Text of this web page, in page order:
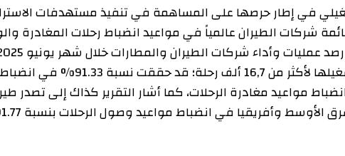
إطار حرصها على المساهمة في تنفيذ مستهدفات الاستراتيجية
الطيران عالمياً في مواعيد انضباط رحلات المغادرة والوصول
من واقع تقرير منصة Cirium المتخصصة في رصد عمليات وأداء شركات الطيران والمطارات خلال شهر يونيو 2025،
والذي أشار إلى أن “السعودية” ومن خلال تشغيلها لأكثر من 16,7 ألف رحلة؛ قد حققت نسبة 91.33% في انضباط
ونسبة 90.69% في انضباط مواعيد مغادرة الرحلات، كما أشار التقرير كذاك إلى تصدر طيران
أديل قائمة شركات الطيران على مستوى الشرق الأوسط وأفريقيا في انضباط مواعيد وصول الرحلات بنسبة 91.77%